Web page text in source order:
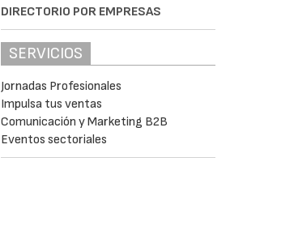
DIRECTORIO POR EMPRESAS
SERVICIOS
Jornadas Profesionales
Impulsa tus ventas
Comunicación y Marketing B2B
Eventos sectoriales